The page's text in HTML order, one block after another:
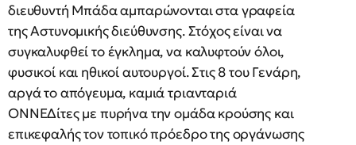
διευθυντή Mπάδα αμπαρώνονται στα γραφεία
της Aστυνομικής διεύθυνσης. Στόχος είναι να
συγκαλυφθεί το έγκλημα, να καλυφτούν όλοι,
φυσικοί και ηθικοί αυτουργοί. Στις 8 του Γενάρη,
αργά το απόγευμα, καμιά τριανταριά
ONNEΔίτες με πυρήνα την ομάδα κρούσης και
επικεφαλής τον τοπικό πρόεδρο της οργάνωσης